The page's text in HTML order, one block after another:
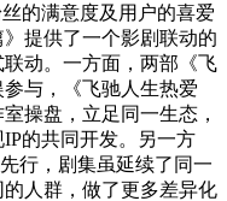
的满意度及用户的喜爱
提供了一个影剧联动的
动。一方面，两部《飞
与，《飞驰人生热爱
操盘，立足同一生态，
的共同开发。另一方
行，剧集虽延续了同一
人群，做了更多差异化